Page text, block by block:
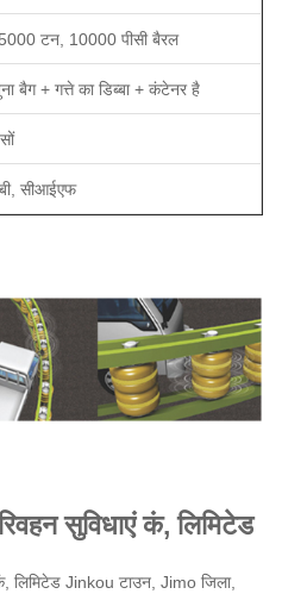
टन, 10000 पीसी बैरल
बैग + गत्ते का डिब्बा + कंटेनर है
सीआईएफ
सुविधाएं कं, लिमिटेड
लिमिटेड Jinkou टाउन, Jimo जिला,